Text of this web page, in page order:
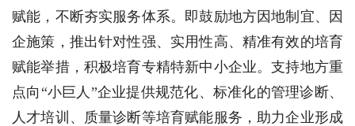
赋能，不断夯实服务体系。即鼓励地方因地制宜、因
企施策，推出针对性强、实用性高、精准有效的培育
赋能举措，积极培育专精特新中小企业。支持地方重
点向“小巨人”企业提供规范化、标准化的管理诊断、
人才培训、质量诊断等培育赋能服务，助力企业形成